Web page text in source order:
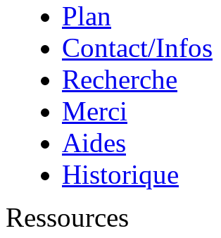
Plan
Contact/Infos
Recherche
Merci
Aides
Historique
Ressources